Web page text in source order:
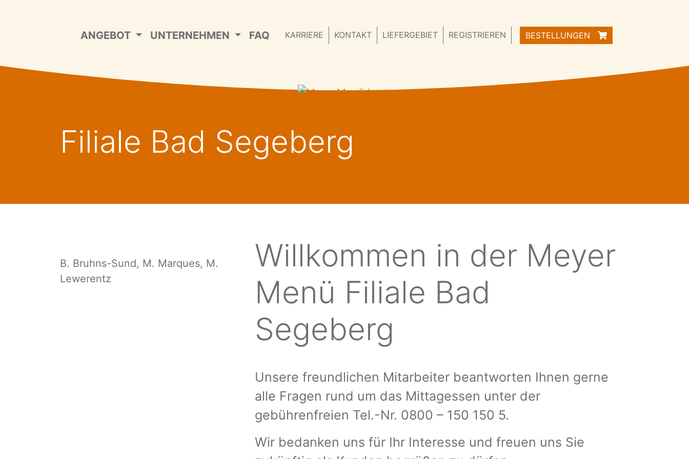
ANGEBOT UNTERNEHMEN FAQ KARRIERE KONTAKT LIEFERGEBIET REGISTRIEREN BESTELLUNGEN
Filiale Bad Segeberg
B. Bruhns-Sund, M. Marques, M.
Lewerentz
Willkommen in der Meyer
Menü Filiale Bad
Segeberg
Unsere freundlichen Mitarbeiter beantworten Ihnen gerne
alle Fragen rund um das Mittagessen unter der
gebührenfreien Tel.-Nr. 0800 – 150 150 5.
Wir bedanken uns für Ihr Interesse und freuen uns Sie